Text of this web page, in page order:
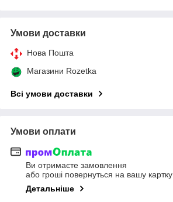
Умови доставки
Нова Пошта
Магазини Rozetka
Всі умови доставки
Умови оплати
Ви отримаєте замовлення
або гроші повернуться на вашу картку
Детальніше